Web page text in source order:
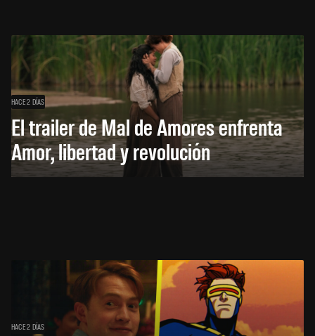
HACE 2 DÍAS
El trailer de Mal de Amores enfrenta
Amor, libertad y revolución
HACE 2 DÍAS